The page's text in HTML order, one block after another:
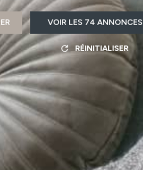
VOIR LES 74 ANNONCES
RÉINITIALISER